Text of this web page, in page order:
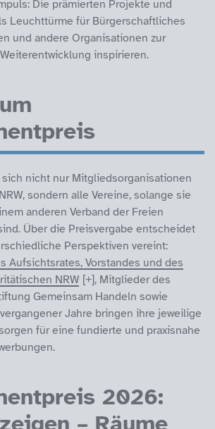
Die prämierten Projekte und
Leuchttürme für Bürgerschaftliches
und andere Organisationen zur
inspirieren.
nicht nur Mitgliedsorganisationen
sondern alle Vereine, solange sie
anderen Verband der Freien
Über die Preisvergabe entscheidet
Perspektiven vereint:
Aufsichtsrates, Vorstandes und des
NRW
, Mitglieder des
Gemeinsam Handeln sowie
Jahre bringen ihre jeweilige
für eine fundierte und praxisnahe
2026: